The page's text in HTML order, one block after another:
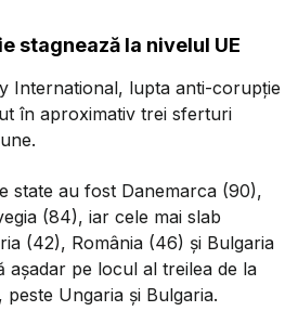
stagnează la nivelul UE
International, lupta anti-corupție
în aproximativ trei sferturi
state au fost Danemarca (90),
(84), iar cele mai slab
(42), România (46) și Bulgaria
așadar pe locul al treilea de la
Ungaria și Bulgaria.